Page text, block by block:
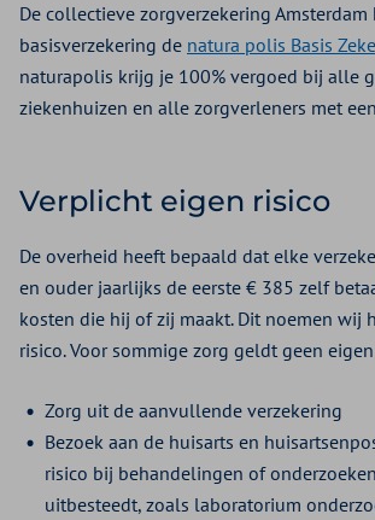
De collectieve zorgverzekering Amsterdam
basisverzekering de natura polis Basis
naturapolis krijg je 100% vergoed bij alle
ziekenhuizen en alle zorgverleners met
Verplicht eigen risico
De overheid heeft bepaald dat elke
en ouder jaarlijks de eerste € 385 zelf
kosten die hij of zij maakt. Dit noemen wij
risico. Voor sommige zorg geldt geen
Zorg uit de aanvullende verzekering
Bezoek aan de huisarts en
risico bij behandelingen of
uitbesteedt, zoals laboratorium